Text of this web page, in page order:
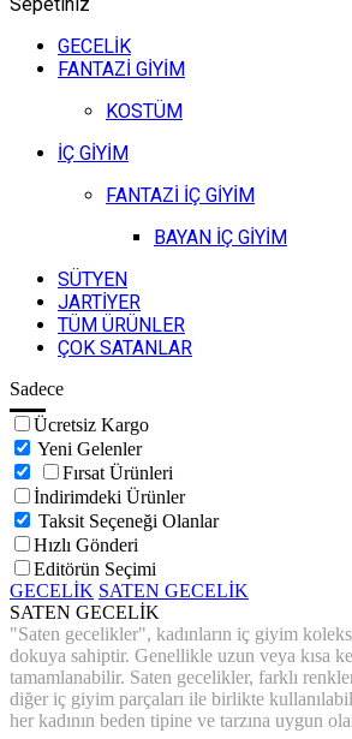
GECELİK
FANTAZİ GİYİM
KOSTÜM
İÇ GİYİM
FANTAZİ İÇ GİYİM
BAYAN İÇ GİYİM
SÜTYEN
JARTİYER
TÜM ÜRÜNLER
ÇOK SATANLAR
Sadece
Ücretsiz Kargo
Yeni Gelenler
Fırsat Ürünleri
İndirimdeki Ürünler
Taksit Seçeneği Olanlar
Hızlı Gönderi
Editörün Seçimi
GECELİK SATEN GECELİK
SATEN GECELİK
"Saten gecelikler", kadınların iç giyim
dokuya sahiptir. Genellikle uzun veya kısa
tamamlanabilir. Saten gecelikler, farklı
diğer iç giyim parçaları ile birlikte
her kadının beden tipine ve tarzına uygun